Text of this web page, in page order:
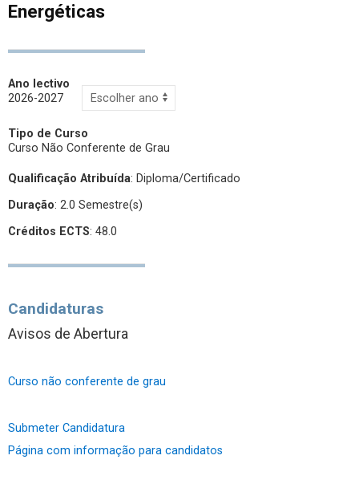
Energéticas
Ano lectivo
2026-2027
Tipo de Curso
Curso Não Conferente de Grau
Qualificação Atribuída: Diploma/Certificado
Duração: 2.0 Semestre(s)
Créditos ECTS: 48.0
Candidaturas
Avisos de Abertura
Curso não conferente de grau
Submeter Candidatura
Página com informação para candidatos